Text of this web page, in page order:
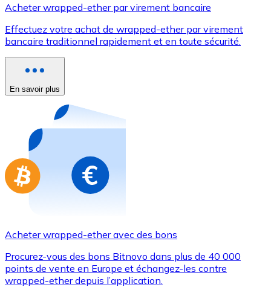
Utilisez les cartes Visa et Mastercard pour acheter
Acheter avec carte
Boutique - Cartes
Achetez des cartes-cadeaux de vos marques
Aller à la boutique de cartes-cadeaux
Acheter wrapped-ether par virement bancaire
Effectuez votre achat de wrapped-ether par virement
bancaire traditionnel rapidement et en toute sécurité.
En savoir plus
Acheter wrapped-ether avec des bons
Procurez-vous des bons Bitnovo dans plus de 40 000
points de vente en Europe et échangez-les contre
wrapped-ether depuis l’application.